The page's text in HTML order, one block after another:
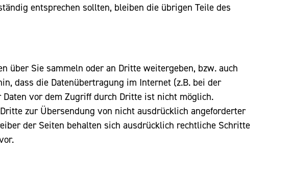
entsprechen sollten, bleiben die übrigen Teile des
über Sie sammeln oder an Dritte weitergeben, bzw. auch
dass die Datenübertragung im Internet (z.B. bei der
vor dem Zugriff durch Dritte ist nicht möglich.
zur Übersendung von nicht ausdrücklich angeforderter
der Seiten behalten sich ausdrücklich rechtliche Schritte